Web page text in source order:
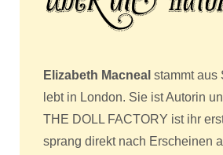
Elizabeth Macneal stammt aus
lebt in London. Sie ist Autorin
THE DOLL FACTORY ist ihr
sprang direkt nach Erscheinen